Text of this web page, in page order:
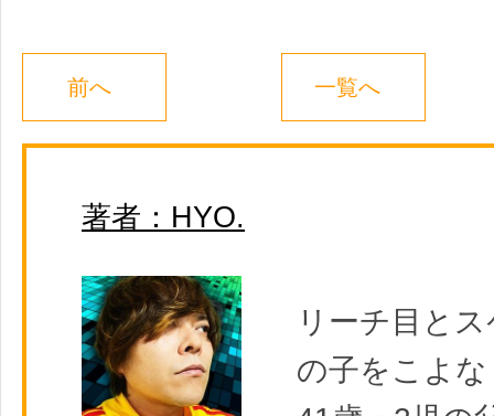
前へ 一覧へ
著者：HYO.
リーチ目と
の子をこよ